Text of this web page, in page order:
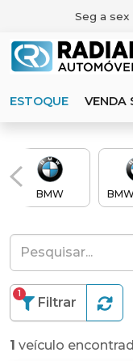
Seg a sex
ESTOQUE VENDA
BMW
Filtrar
1
1 veículo